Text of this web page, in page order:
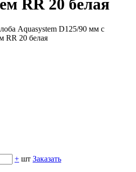
RR 20 белая
+ шт Заказать